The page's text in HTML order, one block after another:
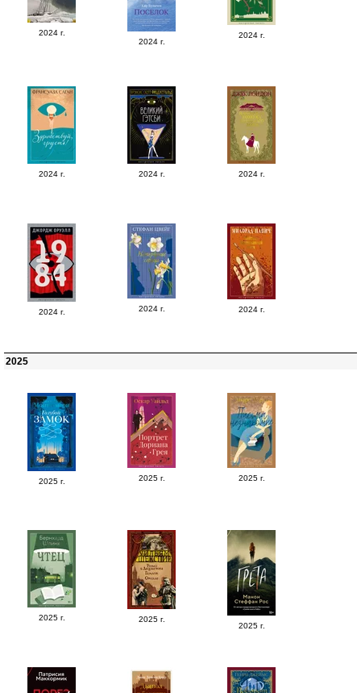
2024 г.
2024 г.
2024 г.
2024 г. 2024 г. 2024 г.
2024 г. 2024 г. 2024 г.
2025
2025 г. 2025 г. 2025 г.
2025 г. 2025 г.
2025 г.